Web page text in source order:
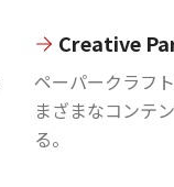
Creative
ペーパークラフ
まざまなコンテ
る。